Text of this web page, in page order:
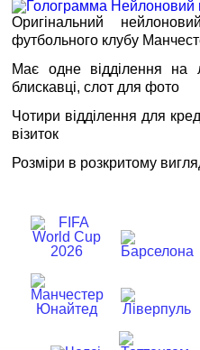
Оригінальний
футбольного клубу
Має одне відділення на
блискавці, слот для фото
Чотири відділення для
візиток
Розміри в розкритому